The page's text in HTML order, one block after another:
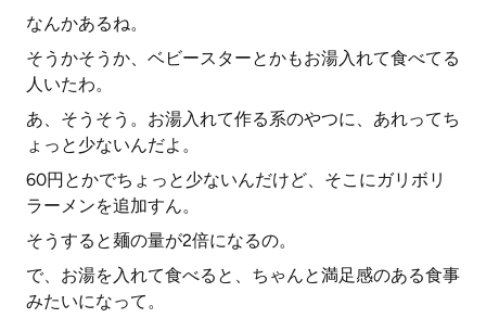
なんかあるね。
そうかそうか、ベビースターとかもお湯入れて食べてる
人いたわ。
あ、そうそう。お湯入れて作る系のやつに、あれってち
ょっと少ないんだよ。
60円とかでちょっと少ないんだけど、そこにガリボリ
ラーメンを追加すん。
そうすると麺の量が2倍になるの。
で、お湯を入れて食べると、ちゃんと満足感のある食事
みたいになって。